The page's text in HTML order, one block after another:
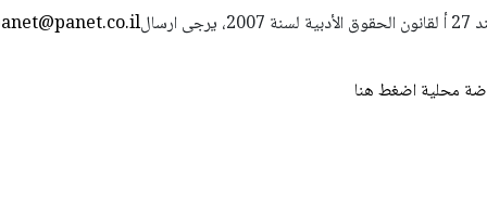
استعمال المضامين بموجب بند 27 أ لقانون الحقوق الأدبية لسنة 2007، يرجى ارسال